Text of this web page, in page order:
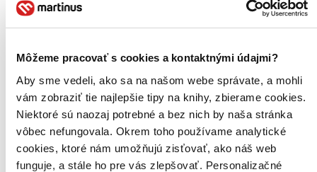
Môžeme pracovať s cookies a kontaktnými údajmi?
Aby sme vedeli, ako sa na našom webe správate, a mohli
vám zobraziť tie najlepšie tipy na knihy, zbierame cookies.
Niektoré sú naozaj potrebné a bez nich by naša stránka
vôbec nefungovala. Okrem toho používame analytické
cookies, ktoré nám umožňujú zisťovať, ako náš web
funguje, a stále ho pre vás zlepšovať. Personalizačné
Novinky
Použité filtre
Zrušiť filtre
V slovenskom jazyku